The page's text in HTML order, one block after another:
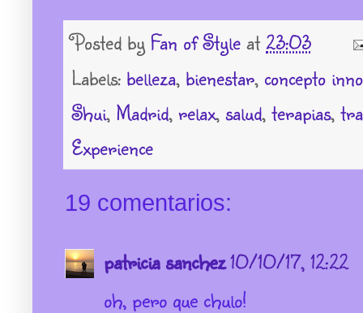
Posted by Fan of Style at 23:03
Labels: belleza, bienestar, concepto
Shui, Madrid, relax, salud, terapias,
Experience
19 comentarios:
patricia sanchez10/10/17, 12:22
oh, pero que chulo!